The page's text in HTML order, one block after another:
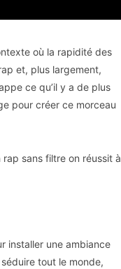
où la rapidité des
et, plus largement,
ce qu’il y a de plus
pour créer ce morceau
sans filtre on réussit à
installer une ambiance
tout le monde,